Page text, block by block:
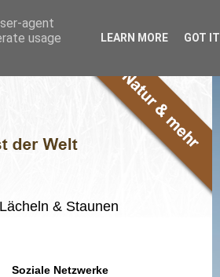
& Staunen
Soziale Netzwerke
agent
usage
LEARN MORE GOT IT